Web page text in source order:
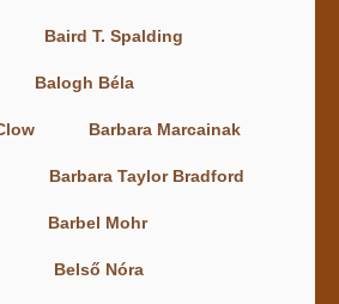
Baird T. Spalding
Balogh Béla
Barbara Marcainak
Barbara Taylor Bradford
Barbel Mohr
Belső Nóra